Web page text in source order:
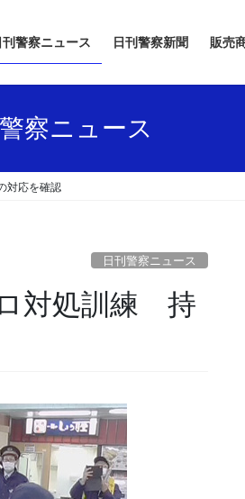
刊警察ニュース 日刊警察新聞 販売
察ニュース
対応を確認
日刊警察ニュース